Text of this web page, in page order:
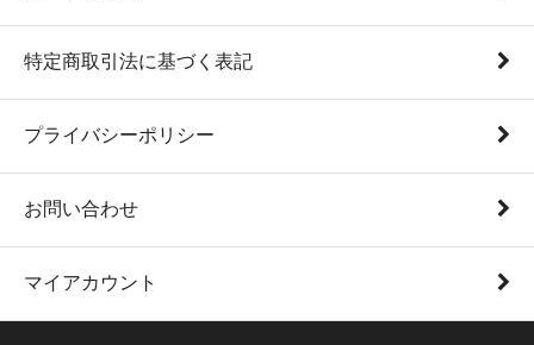
特定商取引法に基づく表記
プライバシーポリシー
お問い合わせ
マイアカウント